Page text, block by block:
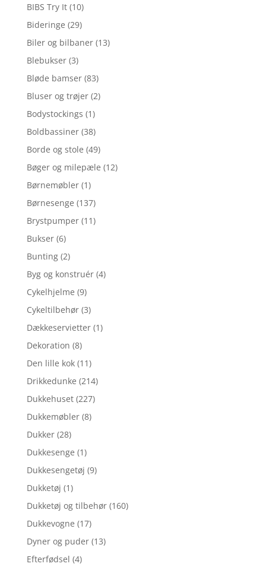
BIBS Try It (10)
Bideringe (29)
Biler og bilbaner (13)
Blebukser (3)
Bløde bamser (83)
Bluser og trøjer (2)
Bodystockings (1)
Boldbassiner (38)
Borde og stole (49)
Bøger og milepæle (12)
Børnemøbler (1)
Børnesenge (137)
Brystpumper (11)
Bukser (6)
Bunting (2)
Byg og konstruér (4)
Cykelhjelme (9)
Cykeltilbehør (3)
Dækkeservietter (1)
Dekoration (8)
Den lille kok (11)
Drikkedunke (214)
Dukkehuset (227)
Dukkemøbler (8)
Dukker (28)
Dukkesenge (1)
Dukkesengetøj (9)
Dukketøj (1)
Dukketøj og tilbehør (160)
Dukkevogne (17)
Dyner og puder (13)
Efterfødsel (4)